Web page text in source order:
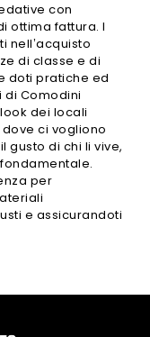
con
ottima fattura. I
nell’acquisto
di classe e di
doti pratiche ed
di Comodini
dei locali
ci vogliono
gusto di chi li vive,
per
e assicurandoti